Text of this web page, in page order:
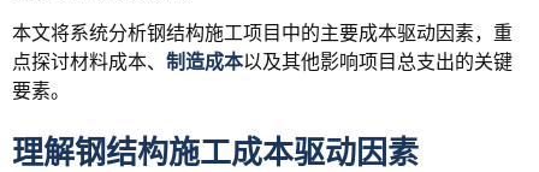
本文将系统分析钢结构施工项目中的主要成本驱动因素，重
点探讨材料成本、 制造成本以及其他影响项目总支出的关键
要素。
理解钢结构施工成本驱动因素